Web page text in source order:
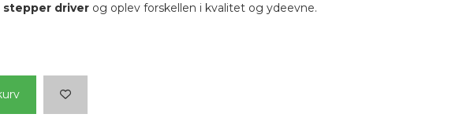
stepper driverog oplev forskellen i kvalitet og ydeevne.